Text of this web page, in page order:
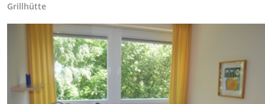
Grillhütte